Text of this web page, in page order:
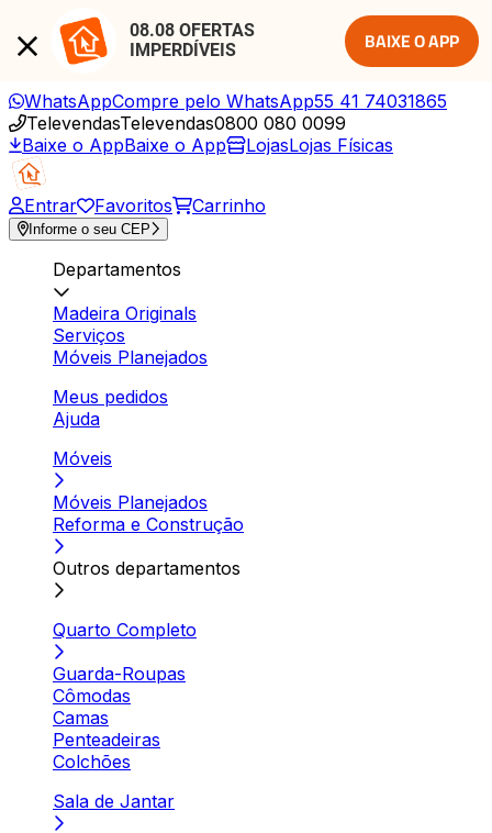
08.08 OFERTAS
IMPERDÍVEIS
BAIXE O APP
WhatsAppCompre pelo WhatsApp55 41 74031865
TelevendasTelevendas0800 080 0099
Baixe o AppBaixe o App LojasLojas Físicas
Entrar Favoritos Carrinho
Informe o seu CEP
Departamentos
Madeira Originals
Serviços
Móveis Planejados
Meus pedidos
Ajuda
Móveis
Móveis Planejados
Reforma e Construção
Outros departamentos
Quarto Completo
Guarda-Roupas
Cômodas
Camas
Penteadeiras
Colchões
Sala de Jantar